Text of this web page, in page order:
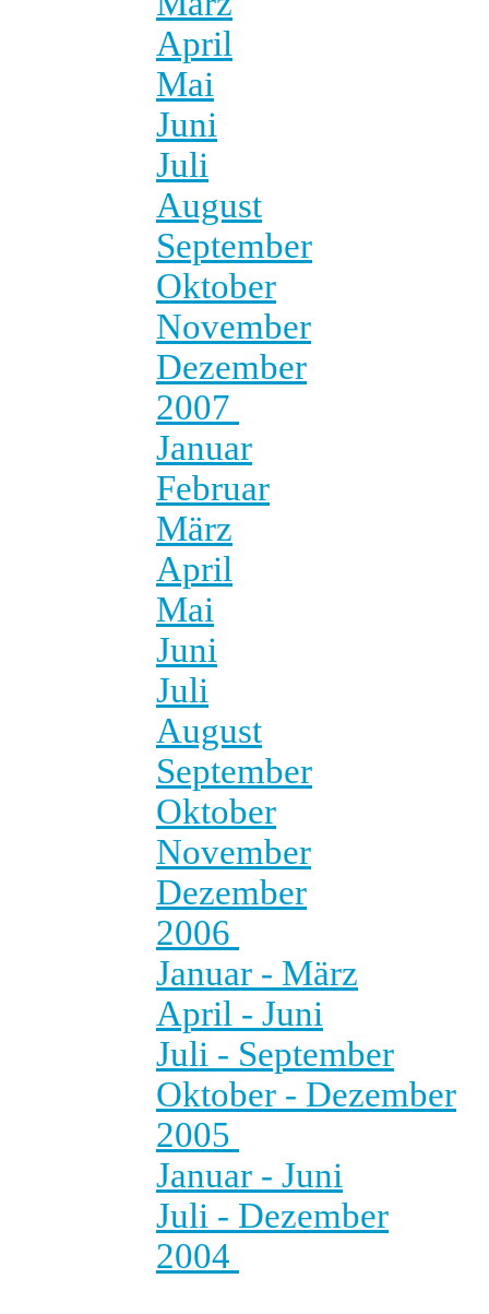
April
Mai
Juni
Juli
August
September
Oktober
November
Dezember
2007
Januar
Februar
März
April
Mai
Juni
Juli
August
September
Oktober
November
Dezember
2006
Januar - März
April - Juni
Juli - September
Oktober - Dezember
2005
Januar - Juni
Juli - Dezember
2004